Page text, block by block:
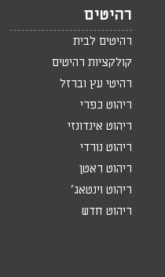
רהיטים
רהיטים לבית
קולקציות רהיטים
רהיטי עץ וברזל
ריהוט כפרי
ריהוט אינדונזי
ריהוט נורדי
ריהוט ראטן
ריהוט וינטאג'
ריהוט חדש